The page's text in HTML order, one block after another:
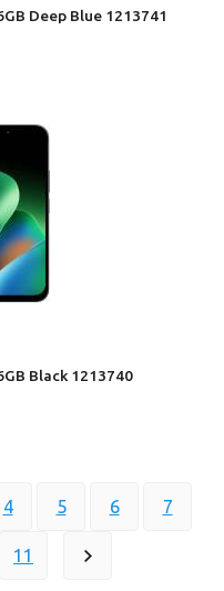
Deep Blue 1213741
Black 1213740
4 5 6 7
11